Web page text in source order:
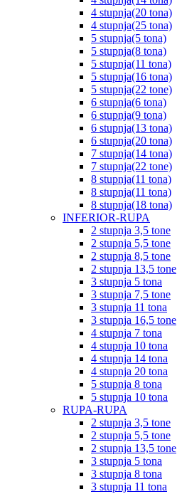
4 stupnja(20 tona)
4 stupnja(25 tona)
5 stupnja(5 tona)
5 stupnja(8 tona)
5 stupnja(11 tona)
5 stupnja(16 tona)
5 stupnja(22 tone)
6 stupnja(6 tona)
6 stupnja(9 tona)
6 stupnja(13 tona)
6 stupnja(20 tona)
7 stupnja(14 tona)
7 stupnja(22 tone)
8 stupnja(11 tona)
8 stupnja(11 tona)
8 stupnja(18 tona)
INFERIOR-RUPA
2 stupnja 3,5 tone
2 stupnja 5,5 tone
2 stupnja 8,5 tone
2 stupnja 13,5 tone
3 stupnja 5 tona
3 stupnja 7,5 tone
3 stupnja 11 tona
3 stupnja 16,5 tone
4 stupnja 7 tona
4 stupnja 10 tona
4 stupnja 14 tona
4 stupnja 20 tona
5 stupnja 8 tona
5 stupnja 10 tona
RUPA-RUPA
2 stupnja 3,5 tone
2 stupnja 5,5 tone
2 stupnja 13,5 tone
3 stupnja 5 tona
3 stupnja 8 tona
3 stupnja 11 tona